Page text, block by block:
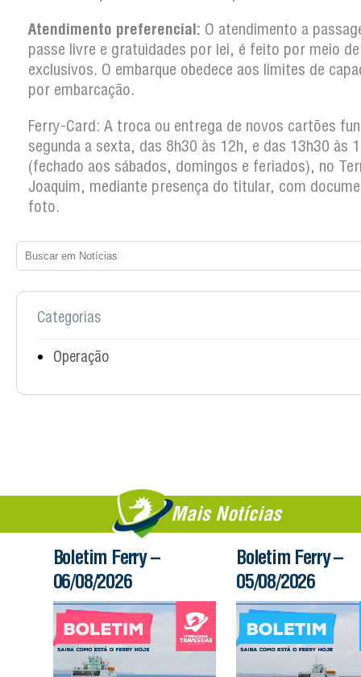
Atendimento preferencial: O atendimento a
passe livre e gratuidades por lei, é feito por meio
exclusivos. O embarque obedece aos limites de
por embarcação.
Ferry-Card: A troca ou entrega de novos cartões
segunda a sexta, das 8h30 às 12h, e das 13h30 às
(fechado aos sábados, domingos e feriados), no
Joaquim, mediante presença do titular, com
foto.
Categorias
Operação
Mais Notícias
Boletim Ferry –
06/08/2026
Boletim Ferry –
05/08/2026